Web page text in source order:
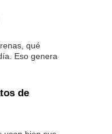
qué
Eso genera
de